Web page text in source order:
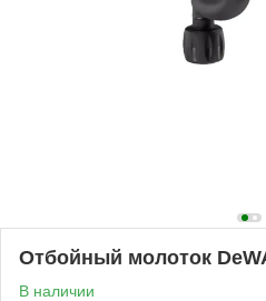
Отбойный молоток
В наличии